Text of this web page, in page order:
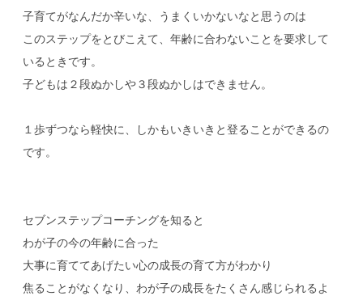
子育てがなんだか辛いな、うまくいかないなと思うのは
このステップをとびこえて、年齢に合わないことを要求して
いるときです。
子どもは２段ぬかしや３段ぬかしはできません。
１歩ずつなら軽快に、しかもいきいきと登ることができるの
です。
セブンステップコーチングを知ると
わが子の今の年齢に合った
大事に育ててあげたい心の成長の育て方がわかり
焦ることがなくなり、わが子の成長をたくさん感じられるよ